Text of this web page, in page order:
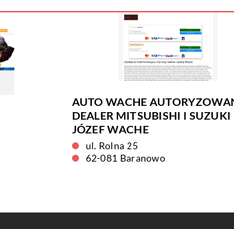
AUTO WACHE
DEALER MITSUBISHI I SUZUKI
JÓZEF WACHE
ul. Rolna 25
62-081 Baranowo